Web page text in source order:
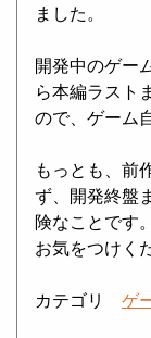
ました。
開発中のゲー
ら本編ラスト
ので、ゲーム
もっとも、前
ず、開発終盤
険なことです
お気をつけく
カテゴリ ゲ